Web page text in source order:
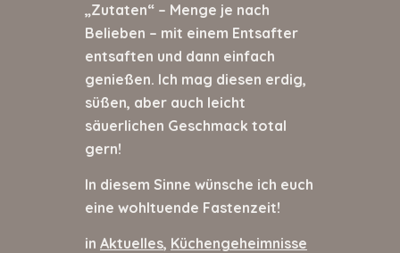
„Zutaten“ – Menge je nach
Belieben – mit einem Entsafter
entsaften und dann einfach
genießen. Ich mag diesen erdig,
süßen, aber auch leicht
säuerlichen Geschmack total
gern!
In diesem Sinne wünsche ich euch
eine wohltuende Fastenzeit!
in Aktuelles, Küchengeheimnisse